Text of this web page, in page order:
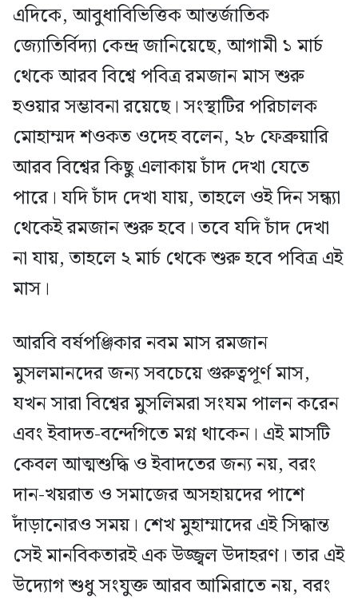
এদিকে, আবুধাবিভিত্তিক আন্তর্জাতিক
জ্যোতির্বিদ্যা কেন্দ্র জানিয়েছে, আগামী ১ মার্চ
থেকে আরব বিশ্বে পবিত্র রমজান মাস শুরু
হওয়ার সম্ভাবনা রয়েছে। সংস্থাটির পরিচালক
মোহাম্মদ শওকত ওদেহ বলেন, ২৮ ফেব্রুয়ারি
আরব বিশ্বের কিছু এলাকায় চাঁদ দেখা যেতে
পারে। যদি চাঁদ দেখা যায়, তাহলে ওই দিন সন্ধ্যা
থেকেই রমজান শুরু হবে। তবে যদি চাঁদ দেখা
না যায়, তাহলে ২ মার্চ থেকে শুরু হবে পবিত্র এই
মাস।
আরবি বর্ষপঞ্জিকার নবম মাস রমজান
মুসলমানদের জন্য সবচেয়ে গুরুত্বপূর্ণ মাস,
যখন সারা বিশ্বের মুসলিমরা সংযম পালন করেন
এবং ইবাদত-বন্দেগিতে মগ্ন থাকেন। এই মাসটি
কেবল আত্মশুদ্ধি ও ইবাদতের জন্য নয়, বরং
দান-খয়রাত ও সমাজের অসহায়দের পাশে
দাঁড়ানোরও সময়। শেখ মুহাম্মাদের এই সিদ্ধান্ত
সেই মানবিকতারই এক উজ্জ্বল উদাহরণ। তার এই
উদ্যোগ শুধু সংযুক্ত আরব আমিরাতে নয়, বরং